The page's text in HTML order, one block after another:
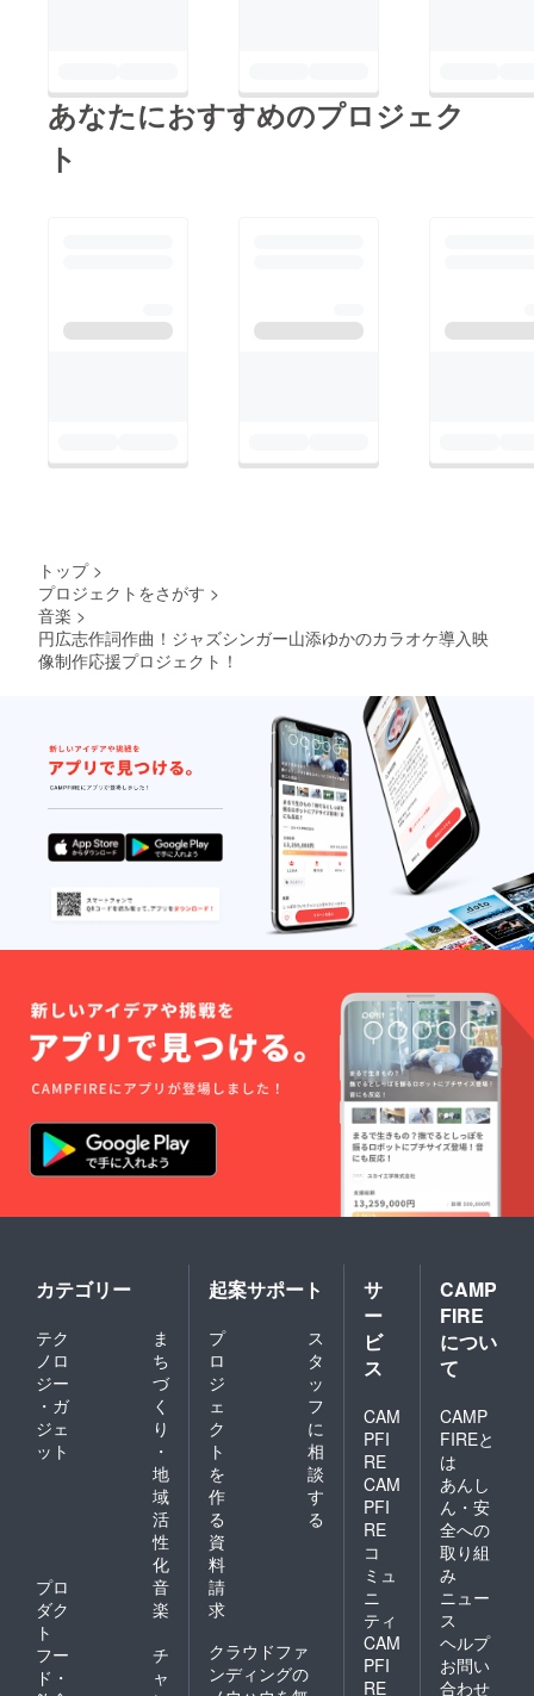
あなたにおすすめのプロジェク
ト
トップ >
プロジェクトをさがす >
音楽 >
円広志作詞作曲！ジャズシンガー山添ゆかのカラオケ導入映
像制作応援プロジェクト！
カテゴリー
テク
ノロ
ジー
・ガ
ジェ
ット
ま
ち
づ
く
り
・
地
域
活
性
化
プロ
ダク
ト
音
楽
フー
ド・
チ
ャ
起案サポート
プ
ロ
ジ
ェ
ク
ト
を
作
る
ス
タ
ッ
フ
に
相
談
す
る
資
料
請
求
クラウドファ
ンディングの
サ
ー
ビ
ス
CAM
PFI
RE
CAM
PFI
RE
コ
ミュ
ニ
ティ
CAM
PFI
RE
CAMP
FIRE
につい
て
CAMP
FIREと
は
あんし
ん・安
全への
取り組
み
ニュー
ス
ヘルプ
お問い
合わせ